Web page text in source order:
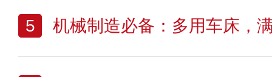
5 机械制造必备：多用车床，